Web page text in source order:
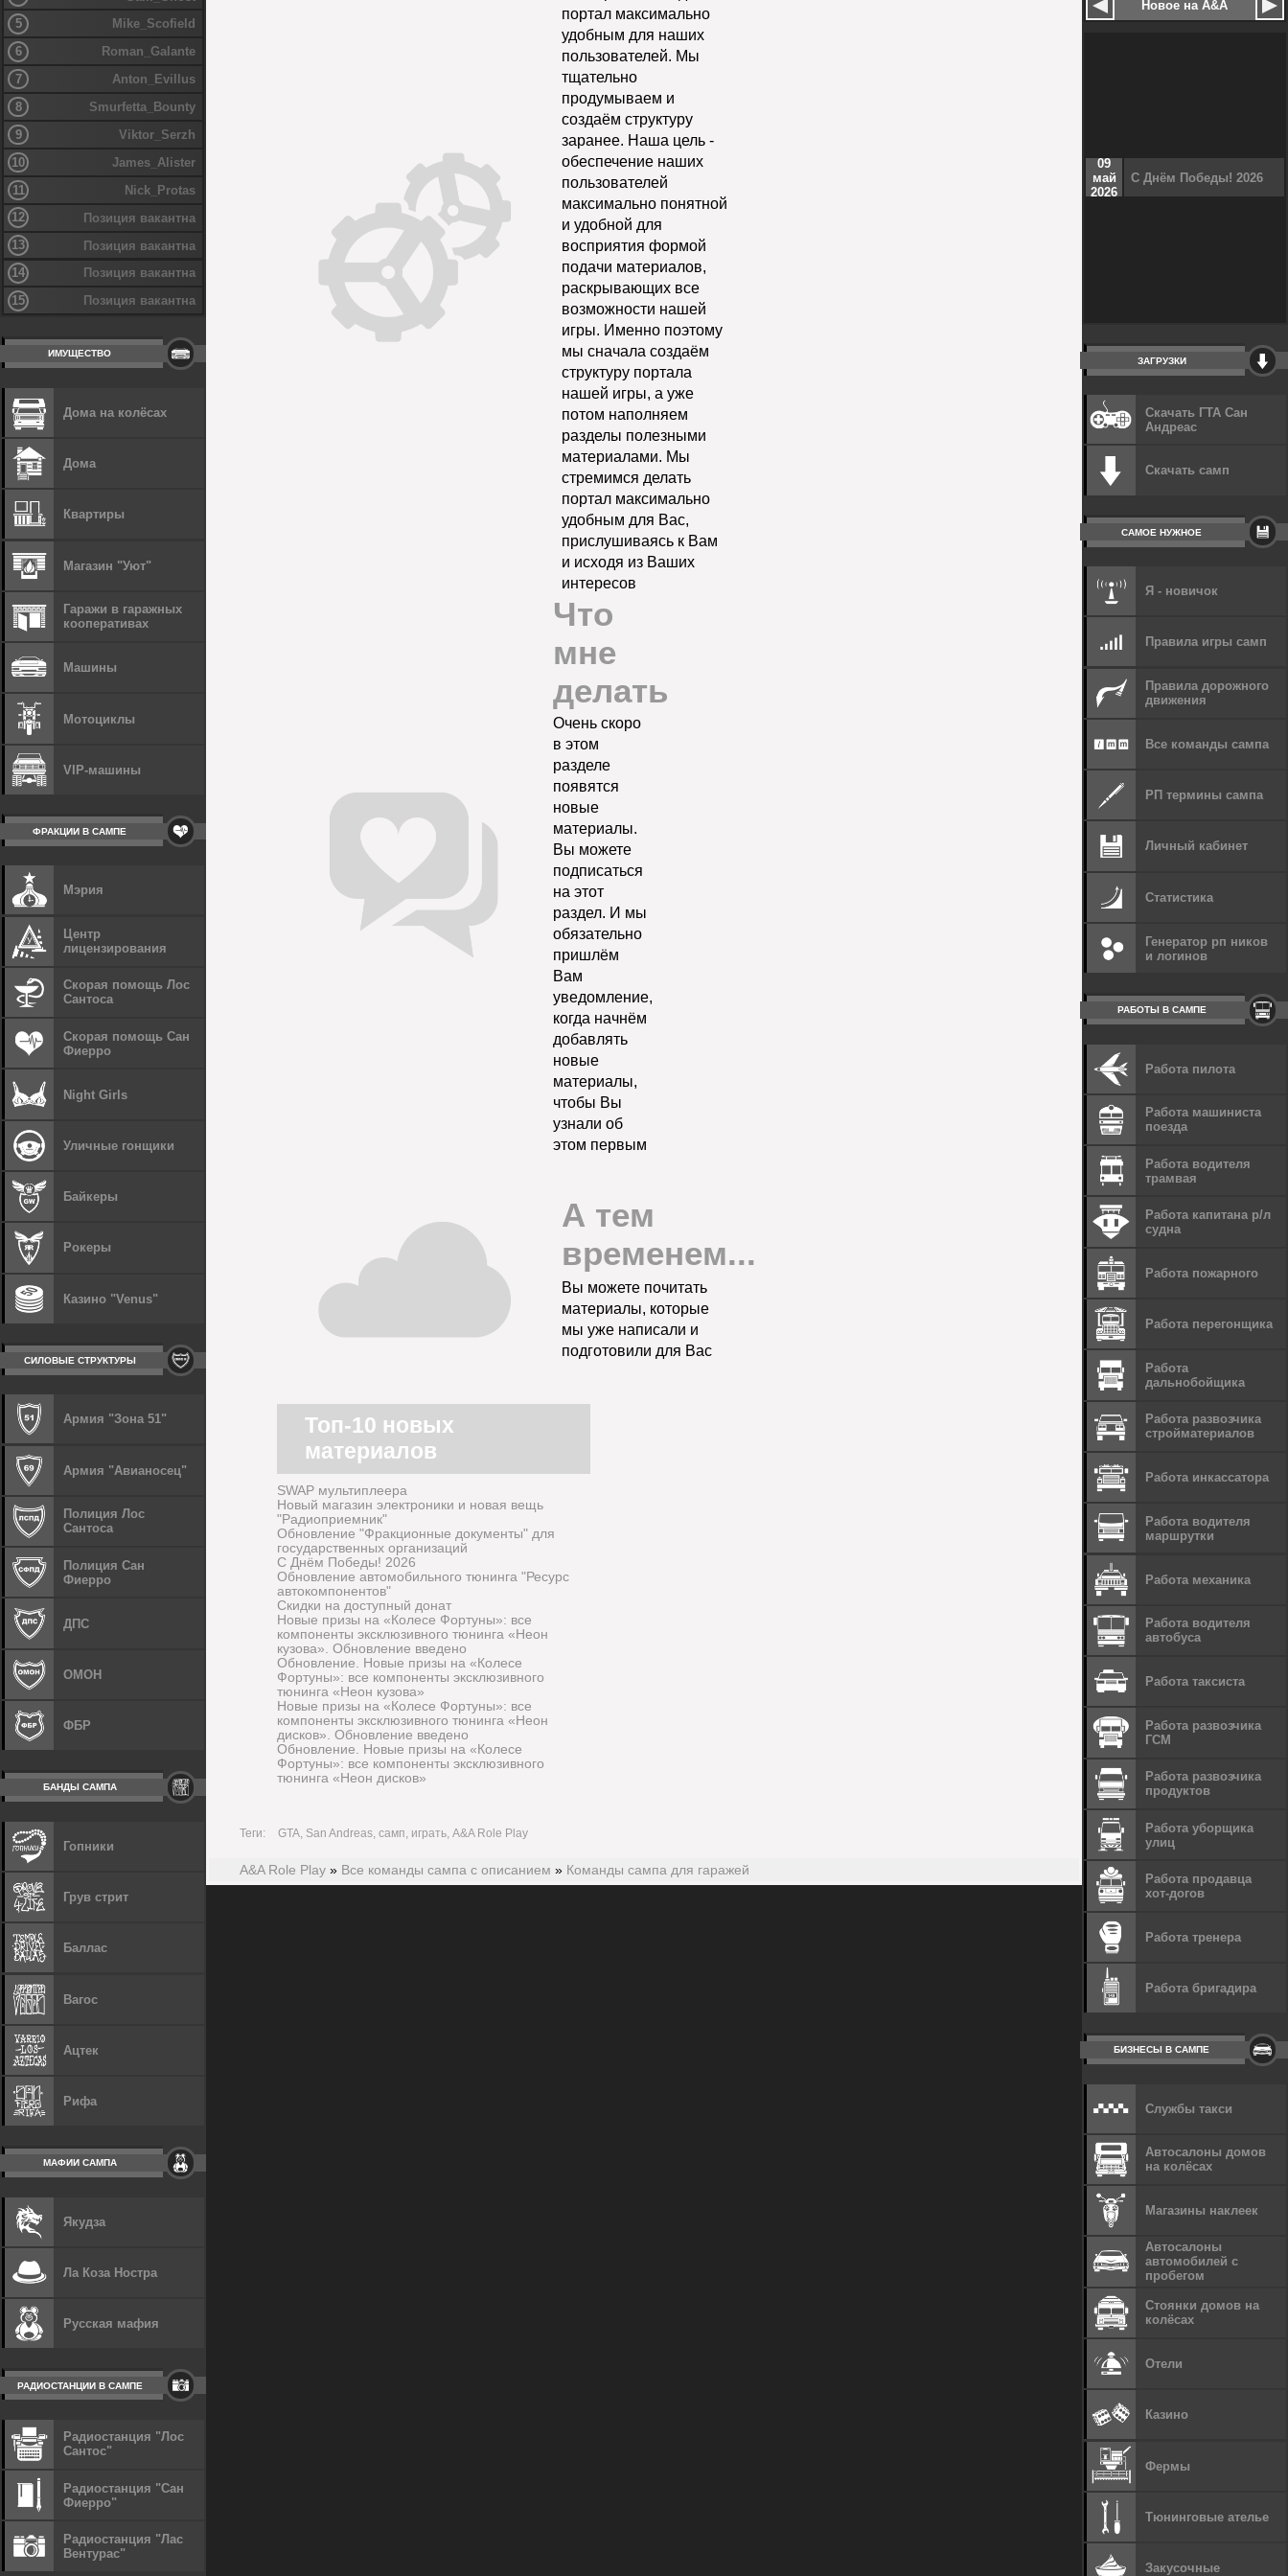
портал максимально
удобным для наших
пользователей. Мы
тщательно
продумываем и
создаём структуру
заранее. Наша цель -
обеспечение наших
пользователей
максимально понятной
и удобной для
восприятия формой
подачи материалов,
раскрывающих все
возможности нашей
игры. Именно поэтому
мы сначала создаём
структуру портала
нашей игры, а уже
потом наполняем
разделы полезными
материалами. Мы
стремимся делать
портал максимально
удобным для Вас,
прислушиваясь к Вам
и исходя из Ваших
интересов
Что
мне
делать
Очень скоро
в этом
разделе
появятся
новые
материалы.
Вы можете
подписаться
на этот
раздел. И мы
обязательно
пришлём
Вам
уведомление,
когда начнём
добавлять
новые
материалы,
чтобы Вы
узнали об
этом первым
А тем
временем...
Вы можете почитать
материалы, которые
мы уже написали и
подготовили для Вас
Топ-10 новых
материалов
SWAP мультиплеера
Новый магазин электроники и новая вещь
"Радиоприемник"
Обновление "Фракционные документы" для
государственных организаций
С Днём Победы! 2026
Обновление автомобильного тюнинга "Ресурс
автокомпонентов"
Скидки на доступный донат
Новые призы на «Колесе Фортуны»: все
компоненты эксклюзивного тюнинга «Неон
кузова». Обновление введено
Обновление. Новые призы на «Колесе
Фортуны»: все компоненты эксклюзивного
тюнинга «Неон кузова»
Новые призы на «Колесе Фортуны»: все
компоненты эксклюзивного тюнинга «Неон
дисков». Обновление введено
Обновление. Новые призы на «Колесе
Фортуны»: все компоненты эксклюзивного
тюнинга «Неон дисков»
Теги: GTA, San Andreas, самп, играть, A&A Role Play
A&A Role Play» Все команды сампа с описанием » Команды сампа для гаражей
5
Mike_Scofield
6
Roman_Galante
7
Anton_Evillus
8
Smurfetta_Bounty
9
Viktor_Serzh
10
James_Alister
11
Nick_Protas
12
Позиция вакантна
13
Позиция вакантна
14
Позиция вакантна
15
Позиция вакантна
ИМУЩЕСТВО
Дома на колёсах
Дома
Квартиры
Магазин "Уют"
Гаражи в гаражных
кооперативах
Машины
Мотоциклы
VIP-машины
ФРАКЦИИ В САМПЕ
Мэрия
Центр
лицензирования
Скорая помощь Лос
Сантоса
Скорая помощь Сан
Фиерро
Night Girls
Уличные гонщики
Байкеры
Рокеры
Казино "Venus"
СИЛОВЫЕ СТРУКТУРЫ
Армия "Зона 51"
Армия "Авианосец"
Полиция Лос
Сантоса
Полиция Сан
Фиерро
ДПС
ОМОН
ФБР
БАНДЫ САМПА
Гопники
Грув стрит
Баллас
Вагос
Ацтек
Рифа
МАФИИ САМПА
Якудза
Ла Коза Ностра
Русская мафия
РАДИОСТАНЦИИ В САМПЕ
Радиостанция "Лос
Сантос"
Радиостанция "Сан
Фиерро"
Радиостанция "Лас
Вентурас"
Новое на A&A
09
май
2026
С Днём Победы! 2026
ЗАГРУЗКИ
Скачать ГТА Сан
Андреас
Скачать самп
САМОЕ НУЖНОЕ
Я - новичок
Правила игры самп
Правила дорожного
движения
Все команды сампа
РП термины сампа
Личный кабинет
Статистика
Генератор рп ников
и логинов
РАБОТЫ В САМПЕ
Работа пилота
Работа машиниста
поезда
Работа водителя
трамвая
Работа капитана р/л
судна
Работа пожарного
Работа перегонщика
Работа
дальнобойщика
Работа развозчика
стройматериалов
Работа инкассатора
Работа водителя
маршрутки
Работа механика
Работа водителя
автобуса
Работа таксиста
Работа развозчика
ГСМ
Работа развозчика
продуктов
Работа уборщика
улиц
Работа продавца
хот-догов
Работа тренера
Работа бригадира
БИЗНЕСЫ В САМПЕ
Службы такси
Автосалоны домов
на колёсах
Магазины наклеек
Автосалоны
автомобилей с
пробегом
Стоянки домов на
колёсах
Отели
Казино
Фермы
Тюнинговые ателье
Закусочные